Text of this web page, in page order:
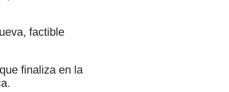
factible
finaliza en la